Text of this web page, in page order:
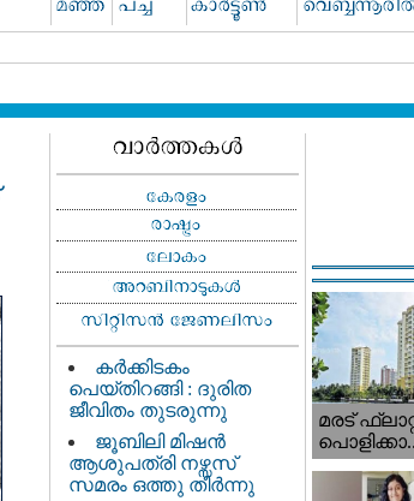
കർക്കിടകം
പെയ്തിറങ്ങി : ദുരിത
ജീവിതം തുടരുന്നു
ജൂബിലി മിഷൻ
ആശുപത്രി നഴ്സസ്
സമരം ഒത്തു തീർന്നു
മരട്